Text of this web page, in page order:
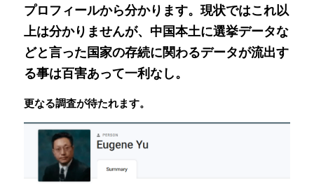
プロフィールから分かります。現状ではこれ以
上は分かりませんが、中国本土に選挙データな
どと言った国家の存続に関わるデータが流出す
る事は百害あって一利なし。
更なる調査が待たれます。